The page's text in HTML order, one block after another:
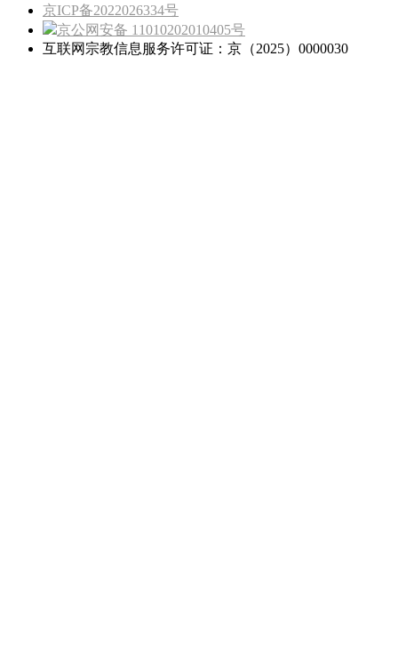
京ICP备2022026334号
京公网安备 11010202010405号
互联网宗教信息服务许可证：京（2025）0000030